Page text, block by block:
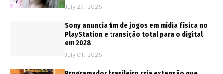
July 27, 2026
Sony anuncia fim de jogos em mídia física no
PlayStation e transição total para o digital
em 2028
July 01, 2026